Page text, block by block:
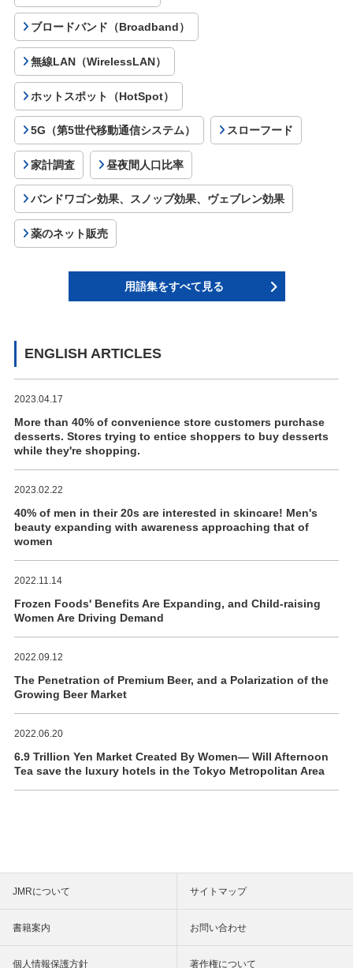
ブロードバンド（Broadband）
無線LAN（WirelessLAN）
ホットスポット（HotSpot）
5G（第5世代移動通信システム） スローフード
家計調査 昼夜間人口比率
バンドワゴン効果、スノッブ効果、ヴェブレン効果
薬のネット販売
用語集をすべて見る
ENGLISH ARTICLES
2023.04.17
More than 40% of convenience store customers purchase
desserts. Stores trying to entice shoppers to buy desserts
while they're shopping.
2023.02.22
40% of men in their 20s are interested in skincare! Men's
beauty expanding with awareness approaching that of
women
2022.11.14
Frozen Foods' Benefits Are Expanding, and Child-raising
Women Are Driving Demand
2022.09.12
The Penetration of Premium Beer, and a Polarization of the
Growing Beer Market
2022.06.20
6.9 Trillion Yen Market Created By Women― Will Afternoon
Tea save the luxury hotels in the Tokyo Metropolitan Area
JMRについて サイトマップ
書籍案内 お問い合わせ
個人情報保護方針 著作権について